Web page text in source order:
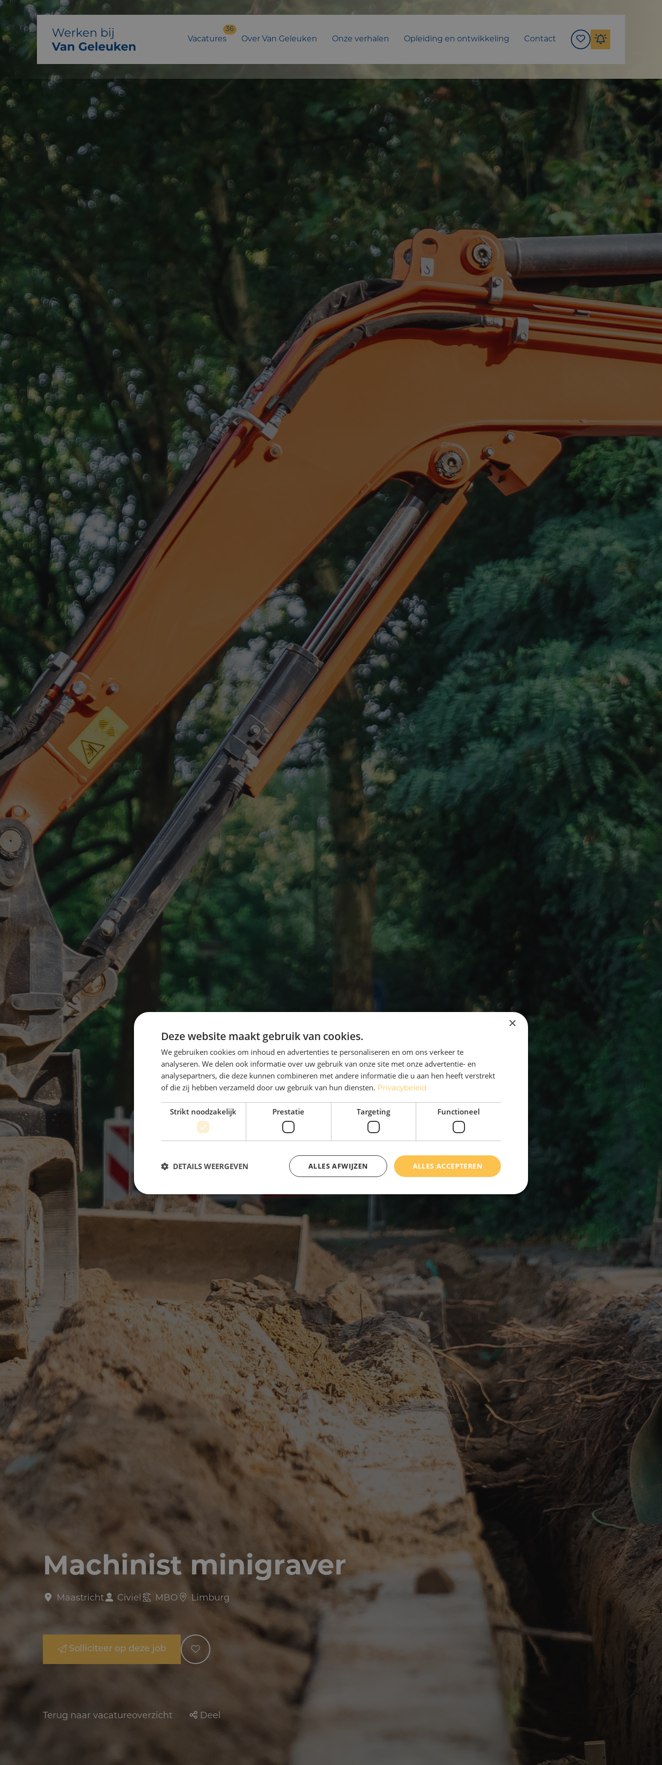
Vacatures
36
Over Van Geleuken Onze verhalen Opleiding en ontwikkeling Contact
Machinist minigraver
Maastricht Civiel MBO Limburg
Solliciteer op deze job
Terug naar vacatureoverzicht Deel
×
Deze website maakt gebruik van cookies.
We gebruiken cookies om inhoud en advertenties te personaliseren en om ons verkeer te
analyseren. We delen ook informatie over uw gebruik van onze site met onze advertentie- en
analysepartners, die deze kunnen combineren met andere informatie die u aan hen heeft verstrekt
of die zij hebben verzameld door uw gebruik van hun diensten. Privacybeleid
Strikt noodzakelijk Prestatie Targeting Functioneel
ALLES ACCEPTEREN
ALLES AFWIJZEN
DETAILS WEERGEVEN